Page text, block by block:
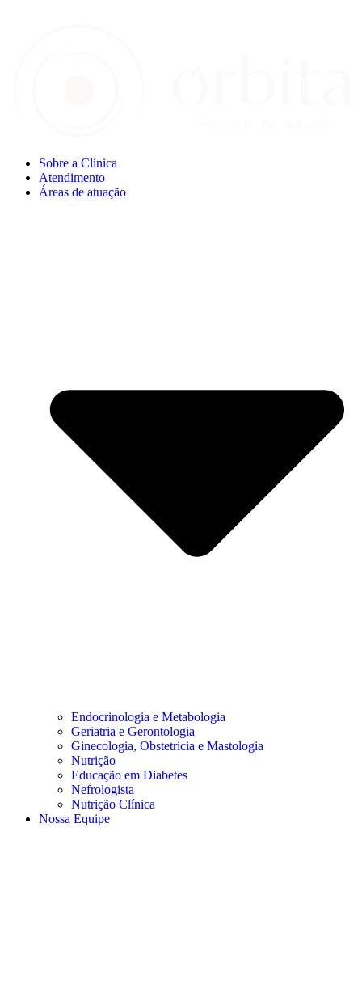
Sobre a Clínica
Atendimento
Áreas de atuação
Endocrinologia e Metabologia
Geriatria e Gerontologia
Ginecologia, Obstetrícia e Mastologia
Nutrição
Educação em Diabetes
Nefrologista
Nutrição Clínica
Nossa Equipe